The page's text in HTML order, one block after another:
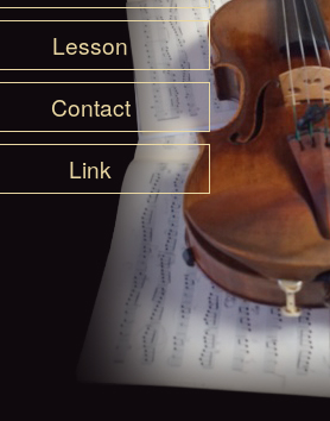
Lesson
Contact
Link